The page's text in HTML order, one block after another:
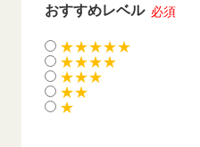
おすすめレベル 必須
★★★★★
★★★★
★★★
★★
★